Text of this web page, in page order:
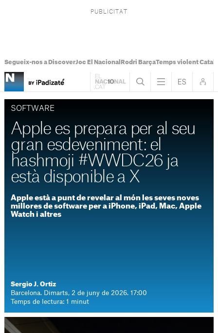
Segueix-nos a DiscoverJoc El Nacional Rodri BarçaTemps violent
SOFTWARE
Apple es prepara per al seu
gran esdeveniment: el
hashmoji #WWDC26 ja
està disponible a X
Apple està a punt de revelar al món les seves noves
millores de software per a iPhone, iPad, Mac, Apple
Watch i altres
Sergio J. Ortiz
Barcelona. Dimarts, 2 de juny de 2026. 17:00
Temps de lectura: 1 minut